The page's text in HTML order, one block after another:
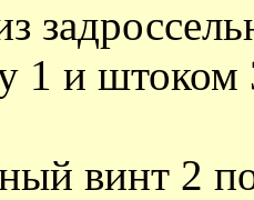
1 и
винт 2